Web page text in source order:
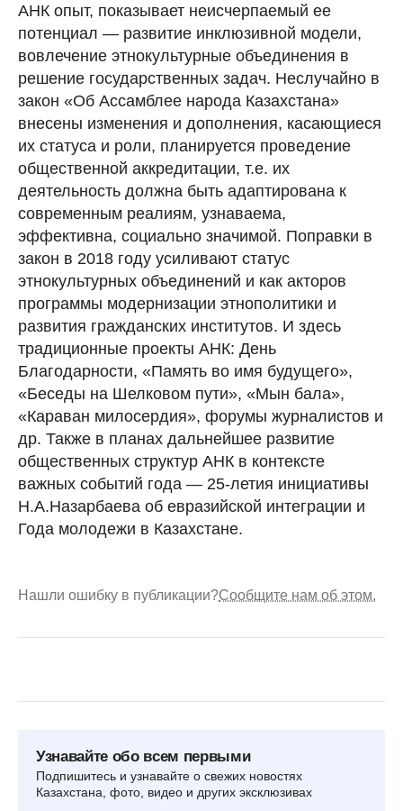
АНК опыт, показывает неисчерпаемый ее
потенциал — развитие инклюзивной модели,
вовлечение этнокультурные объединения в
решение государственных задач. Неслучайно в
закон «Об Ассамблее народа Казахстана»
внесены изменения и дополнения, касающиеся
их статуса и роли, планируется проведение
общественной аккредитации, т.е. их
деятельность должна быть адаптирована к
современным реалиям, узнаваема,
эффективна, социально значимой. Поправки в
закон в 2018 году усиливают статус
этнокультурных объединений и как акторов
программы модернизации этнополитики и
развития гражданских институтов. И здесь
традиционные проекты АНК: День
Благодарности, «Память во имя будущего»,
«Беседы на Шелковом пути», «Мын бала»,
«Караван милосердия», форумы журналистов и
др. Также в планах дальнейшее развитие
общественных структур АНК в контексте
важных событий года — 25-летия инициативы
Н.А.Назарбаева об евразийской интеграции и
Года молодежи в Казахстане.
Нашли ошибку в публикации?Сообщите нам об этом.
Узнавайте обо всем первыми
Подпишитесь и узнавайте о свежих новостях
Казахстана, фото, видео и других эксклюзивах